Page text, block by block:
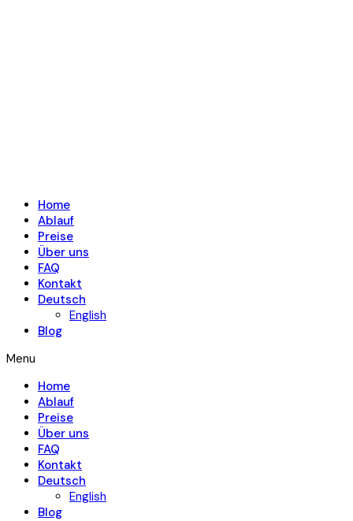
Home
Ablauf
Preise
Über uns
FAQ
Kontakt
Deutsch
English
Blog
Menu
Home
Ablauf
Preise
Über uns
FAQ
Kontakt
Deutsch
English
Blog